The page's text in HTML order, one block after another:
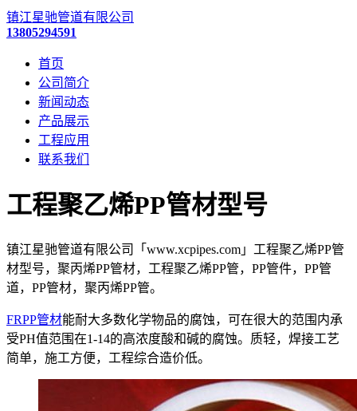
镇江星驰管道有限公司
13805294591
首页
公司简介
新闻动态
产品展示
工程应用
联系我们
工程聚乙烯PP管材型号
镇江星驰管道有限公司「www.xcpipes.com」工程聚乙烯PP管
材型号，聚丙烯PP管材，工程聚乙烯PP管，PP管件，PP管
道，PP管材，聚丙烯PP管。
FRPP管材能耐大多数化学物品的腐蚀，可在很大的范围内承
受PH值范围在1-14的高浓度酸和碱的腐蚀。质轻，焊接工艺
简单，施工方便，工程综合造价低。